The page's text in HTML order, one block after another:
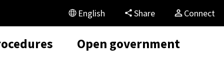
English Share Connect
Open government